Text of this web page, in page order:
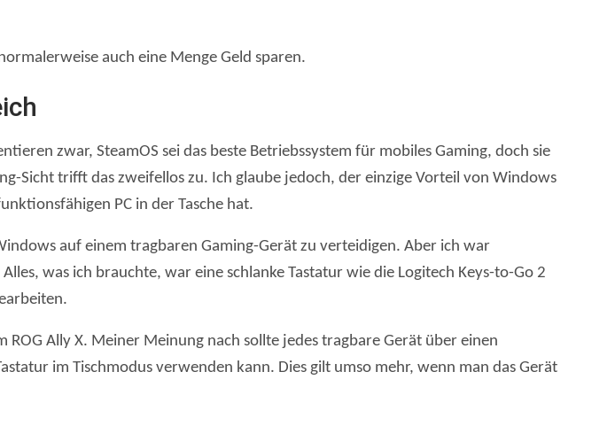
auch eine Menge Geld sparen.
zwar, SteamOS sei das beste Betriebssystem für mobiles Gaming, doch sie
Sicht trifft das zweifellos zu. Ich glaube jedoch, der einzige Vorteil von Windows
PC in der Tasche hat.
auf einem tragbaren Gaming-Gerät zu verteidigen. Aber ich war
was ich brauchte, war eine schlanke Tastatur wie die Logitech Keys-to-Go 2
Ally X. Meiner Meinung nach sollte jedes tragbare Gerät über einen
im Tischmodus verwenden kann. Dies gilt umso mehr, wenn man das Gerät